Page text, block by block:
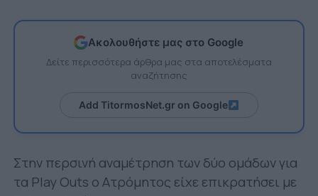
Ακολουθήστε μας στο Google
Δείτε περισσότερα άρθρα μας στα αποτελέσματα
αναζήτησης
Add TitormosNet.gr on Google
Στην περσινή αναμέτρηση των δύο ομάδων για
τα Play Οuts ο Ατρόμητος είχε επικρατήσει με